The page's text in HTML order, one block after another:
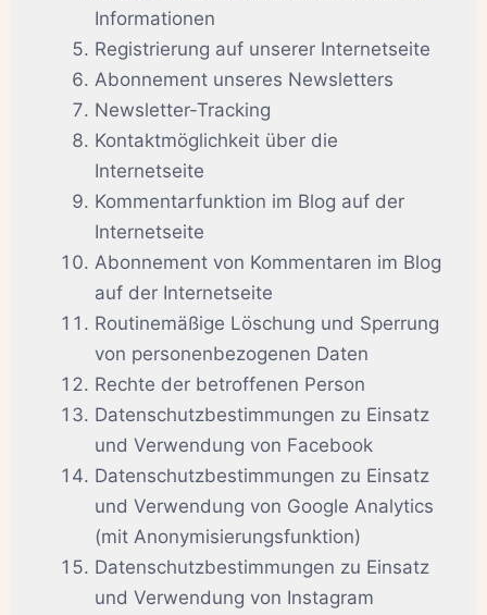
Informationen
Registrierung auf unserer Internetseite
Abonnement unseres Newsletters
Newsletter-Tracking
Kontaktmöglichkeit über die
Internetseite
Kommentarfunktion im Blog auf der
Internetseite
Abonnement von Kommentaren im Blog
auf der Internetseite
Routinemäßige Löschung und Sperrung
von personenbezogenen Daten
Rechte der betroffenen Person
Datenschutzbestimmungen zu Einsatz
und Verwendung von Facebook
Datenschutzbestimmungen zu Einsatz
und Verwendung von Google Analytics
(mit Anonymisierungsfunktion)
Datenschutzbestimmungen zu Einsatz
und Verwendung von Instagram